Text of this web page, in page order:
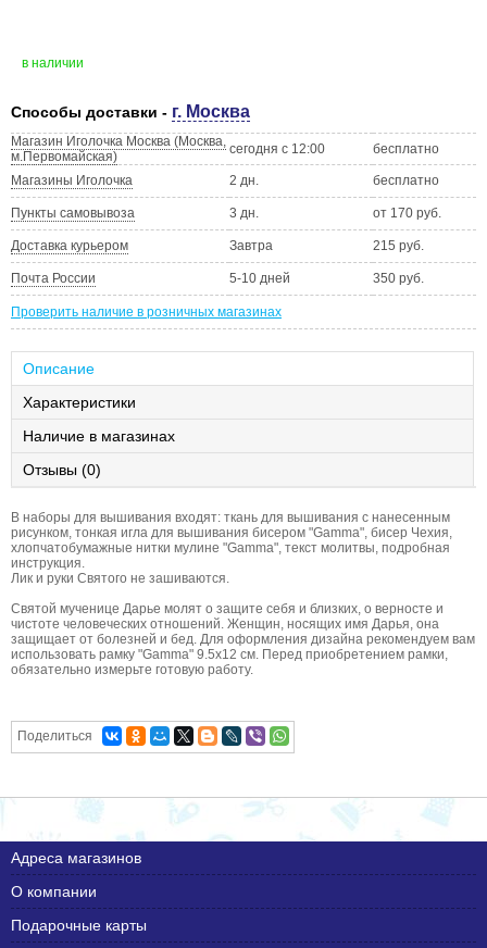
в наличии
Способы доставки - г. Москва
Магазин Иголочка Москва (Москва,
м.Первомайская)
сегодня с 12:00 бесплатно
Магазины Иголочка 2 дн. бесплатно
Пункты самовывоза 3 дн. от 170 руб.
Доставка курьером Завтра 215 руб.
Почта России 5-10 дней 350 руб.
Проверить наличие в розничных магазинах
Описание
Характеристики
Наличие в магазинах
Отзывы (0)
В наборы для вышивания входят: ткань для вышивания с нанесенным
рисунком, тонкая игла для вышивания бисером "Gamma", бисер Чехия,
хлопчатобумажные нитки мулине "Gamma", текст молитвы, подробная
инструкция.
Лик и руки Святого не зашиваются.
Святой мученице Дарье молят о защите себя и близких, о верносте и
чистоте человеческих отношений. Женщин, носящих имя Дарья, она
защищает от болезней и бед. Для оформления дизайна рекомендуем вам
использовать рамку "Gamma" 9.5х12 см. Перед приобретением рамки,
обязательно измерьте готовую работу.
Поделиться
Адреса магазинов
О компании
Подарочные карты